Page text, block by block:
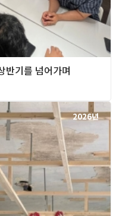
기를 넘어가며
2026년